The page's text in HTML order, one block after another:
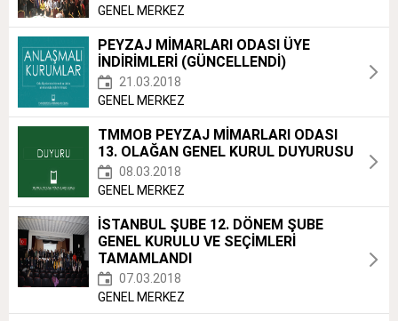
GENEL MERKEZ
PEYZAJ MİMARLARI ODASI ÜYE
İNDİRİMLERİ (GÜNCELLENDİ)
21.03.2018
GENEL MERKEZ
TMMOB PEYZAJ MİMARLARI ODASI
13. OLAĞAN GENEL KURUL DUYURUSU
08.03.2018
GENEL MERKEZ
İSTANBUL ŞUBE 12. DÖNEM ŞUBE
GENEL KURULU VE SEÇİMLERİ
TAMAMLANDI
07.03.2018
GENEL MERKEZ